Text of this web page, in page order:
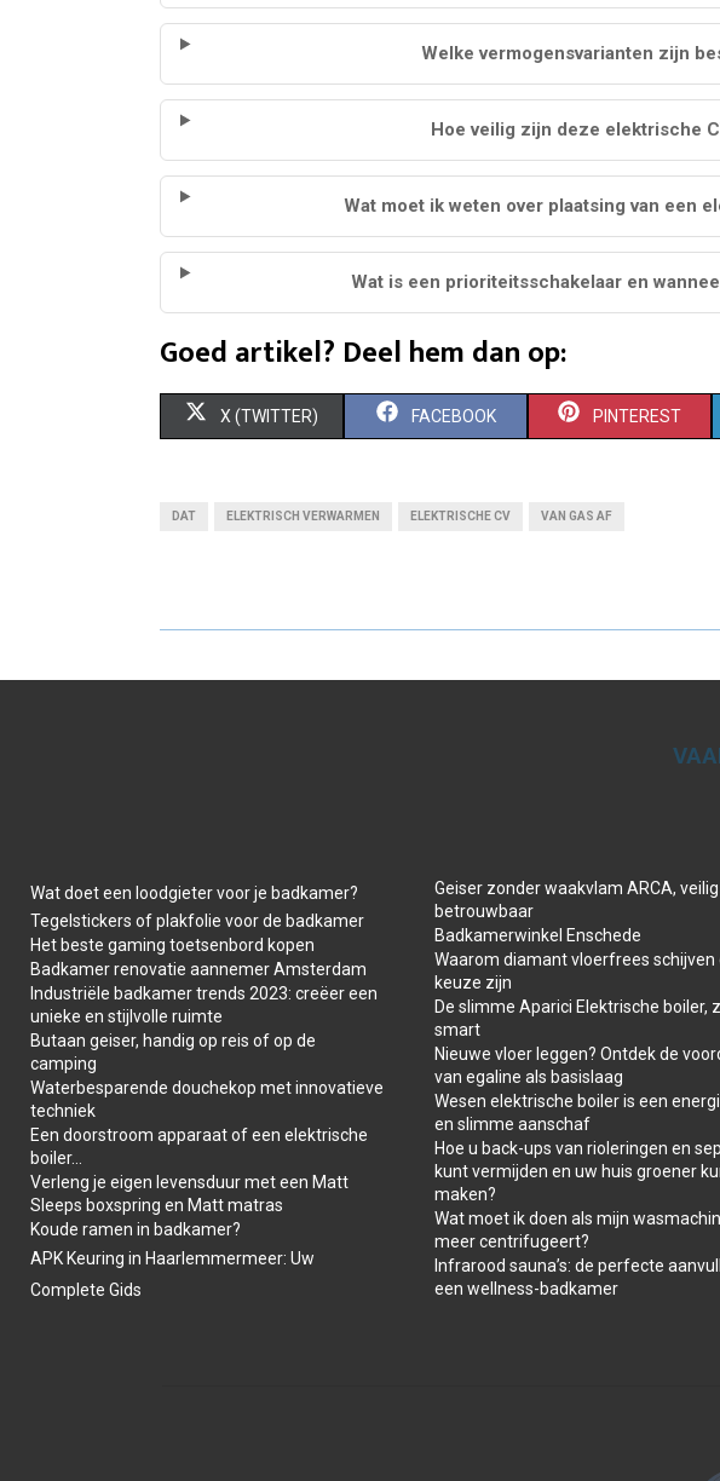
Welke vermogensvarianten zijn
Hoe veilig zijn deze elektrische
Wat moet ik weten over plaatsing van een
Wat is een prioriteitsschakelaar en
Goed artikel? Deel hem dan op:
S
O
N
X (TWITTER) S
O
N
FACEBOOK S
O
N
PINTEREST
DAT ELEKTRISCH VERWARMEN ELEKTRISCHE CV VAN GAS AF
Wat doet een loodgieter voor je badkamer?
Tegelstickers of plakfolie voor de badkamer
Het beste gaming toetsenbord kopen
Badkamer renovatie aannemer Amsterdam
Industriële badkamer trends 2023: creëer een
unieke en stijlvolle ruimte
Butaan geiser, handig op reis of op de
camping
Waterbesparende douchekop met innovatieve
techniek
Een doorstroom apparaat of een elektrische
boiler…
Verleng je eigen levensduur met een Matt
Sleeps boxspring en Matt matras
Koude ramen in badkamer?
APK Keuring in Haarlemmermeer: Uw
Complete Gids
Geiser zonder waakvlam ARCA,
betrouwbaar
Badkamerwinkel Enschede
Waarom diamant vloerfrees schijven
keuze zijn
De slimme Aparici Elektrische boiler,
smart
Nieuwe vloer leggen? Ontdek de
van egaline als basislaag
Wesen elektrische boiler is een
en slimme aanschaf
Hoe u back-ups van rioleringen en
kunt vermijden en uw huis groener
maken?
Wat moet ik doen als mijn
meer centrifugeert?
Infrarood sauna’s: de perfecte
een wellness-badkamer